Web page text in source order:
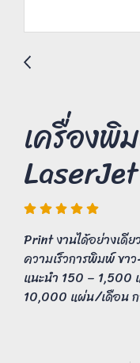
เครื่องพิ
Print งานได้อย่างเดี
ความเร็วการพิมพ์ ข
แนะนำ 150 –
10,000 แผ่น/เดือน